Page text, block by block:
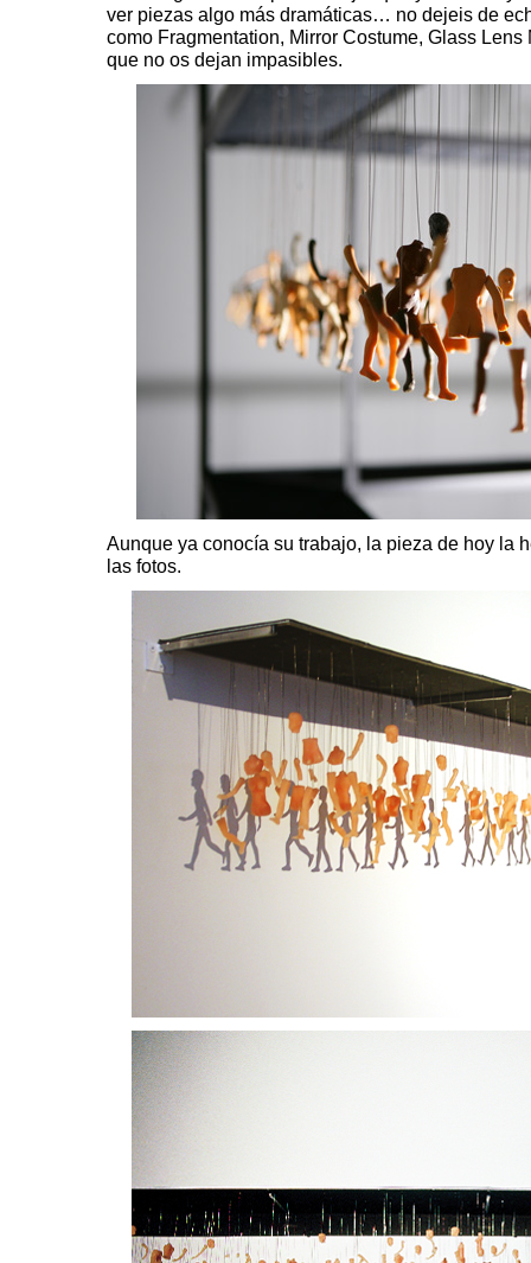
ver piezas algo más dramáticas… no dejeis de
como Fragmentation, Mirror Costume, Glass Lens
que no os dejan impasibles.
Aunque ya conocía su trabajo, la pieza de hoy la
las fotos.